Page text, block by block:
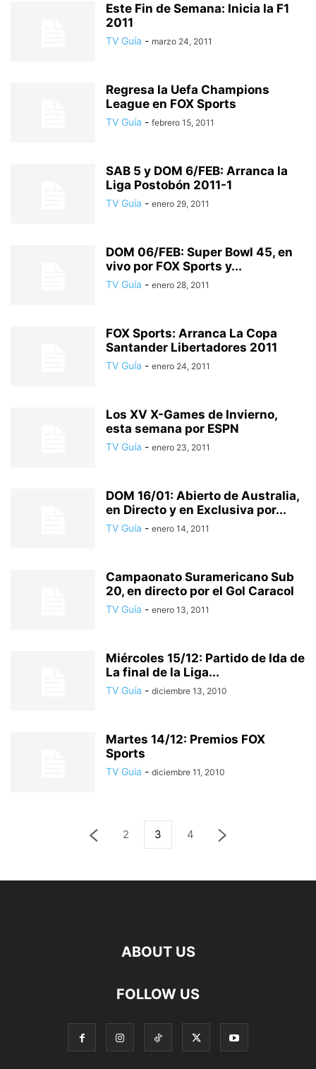
Este Fin de Semana: Inicia la F1
2011
TV Guía - marzo 24, 2011
Regresa la Uefa Champions
League en FOX Sports
TV Guía - febrero 15, 2011
SAB 5 y DOM 6/FEB: Arranca la
Liga Postobón 2011-1
TV Guía - enero 29, 2011
DOM 06/FEB: Super Bowl 45, en
vivo por FOX Sports y...
TV Guía - enero 28, 2011
FOX Sports: Arranca La Copa
Santander Libertadores 2011
TV Guía - enero 24, 2011
Los XV X-Games de Invierno,
esta semana por ESPN
TV Guía - enero 23, 2011
DOM 16/01: Abierto de Australia,
en Directo y en Exclusiva por...
TV Guía - enero 14, 2011
Campaonato Suramericano Sub
20, en directo por el Gol Caracol
TV Guía - enero 13, 2011
Miércoles 15/12: Partido de Ida de
La final de la Liga...
TV Guía - diciembre 13, 2010
Martes 14/12: Premios FOX
Sports
TV Guía - diciembre 11, 2010
2 3 4
ABOUT US
FOLLOW US